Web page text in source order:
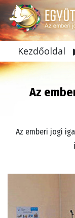
Kezdőoldal
Az
Az emberi jogi